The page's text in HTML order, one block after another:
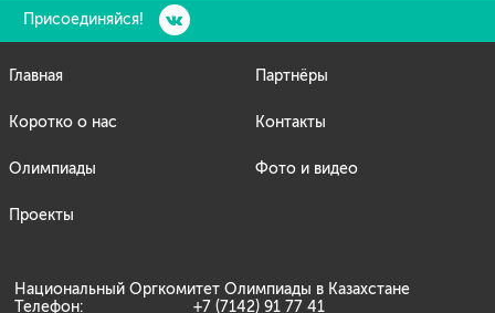
Присоединяйся!
Главная
Коротко о нас
Олимпиады
Проекты
Партнёры
Контакты
Фото и видео
Национальный Оргкомитет Олимпиады в Казахстане
Телефон:
+7 (7142) 91 77 41